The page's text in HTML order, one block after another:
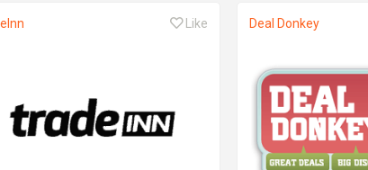
Like Deal Donkey